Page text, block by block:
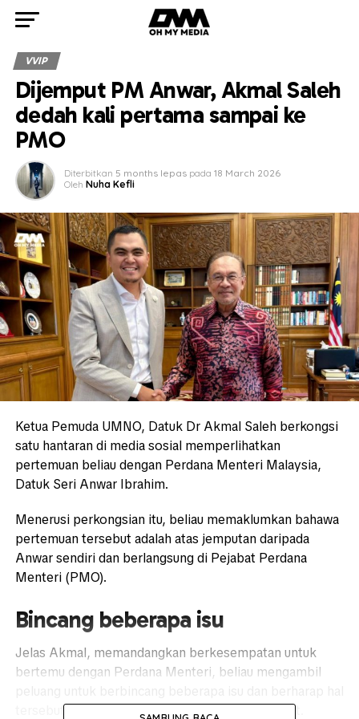
VVIP
Dijemput PM Anwar, Akmal Saleh
dedah kali pertama sampai ke
PMO
Diterbitkan 5 months lepas pada 18 March 2026
Oleh Nuha Kefli
Ketua Pemuda UMNO, Datuk Dr Akmal Saleh berkongsi
satu hantaran di media sosial memperlihatkan
pertemuan beliau dengan Perdana Menteri Malaysia,
Datuk Seri Anwar Ibrahim.
Menerusi perkongsian itu, beliau memaklumkan bahawa
pertemuan tersebut adalah atas jemputan daripada
Anwar sendiri dan berlangsung di Pejabat Perdana
Menteri (PMO).
Bincang beberapa isu
Jelas Akmal, memandangkan berkesempatan untuk
bertemu dengan Perdana Menteri, beliau mengambil
tersebut memberi kebaikkan kepada masyarakat.